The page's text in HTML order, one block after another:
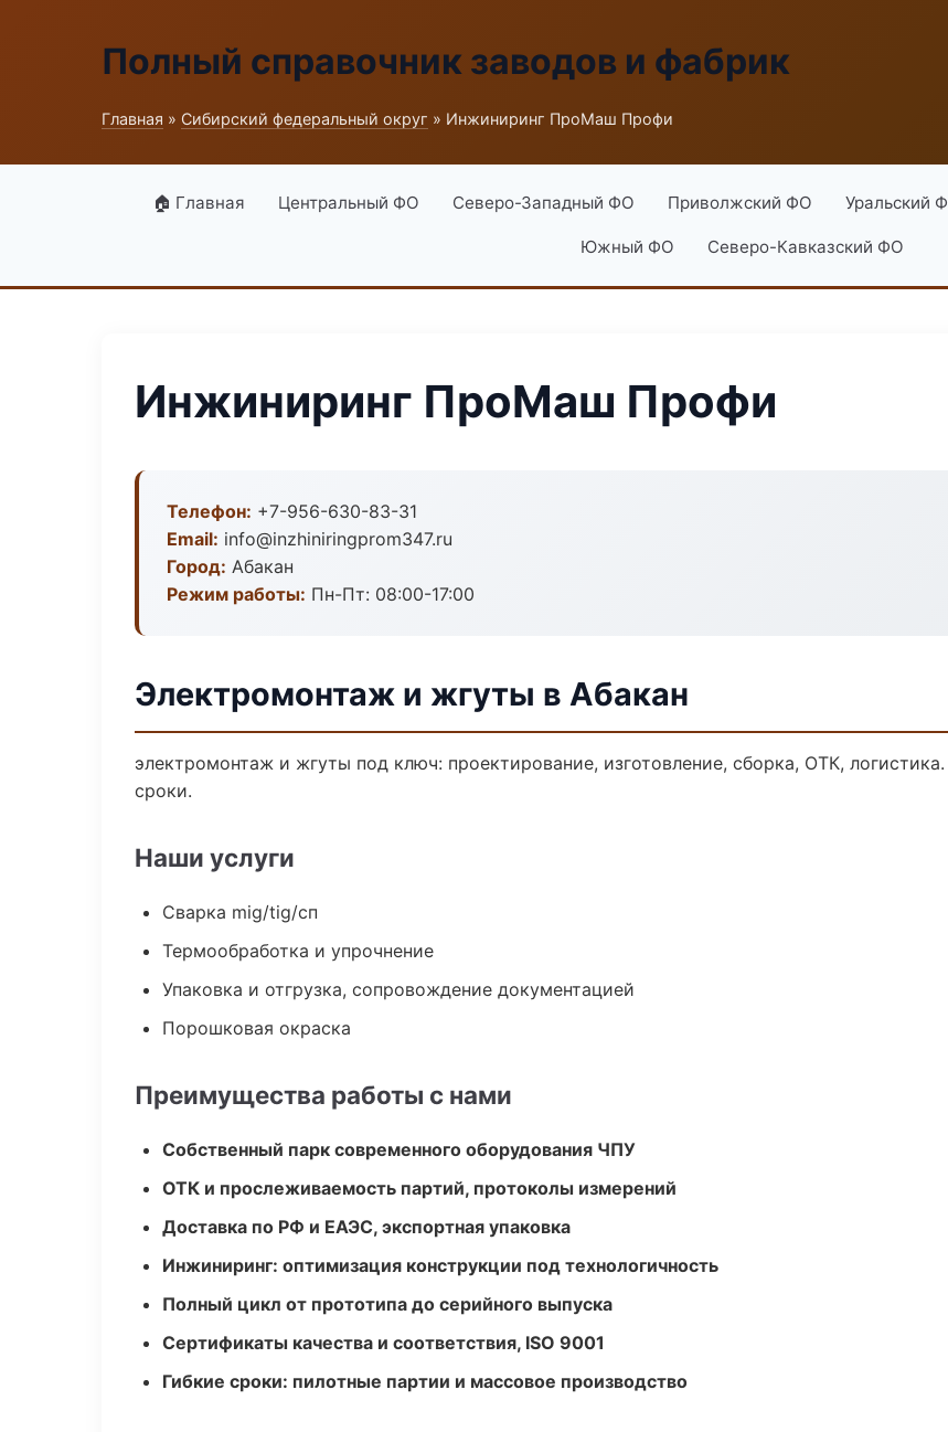
Полный справочник заводов и фабрик
Главная » Сибирский федеральный округ » Инжиниринг ПроМаш Профи
🏠 Главная Центральный ФО Северо-Западный ФО Приволжский ФО Уральский
Южный ФО Северо-Кавказский ФО
Инжиниринг ПроМаш Профи
Телефон: +7-956-630-83-31
Email: info@inzhiniringprom347.ru
Город: Абакан
Режим работы: Пн-Пт: 08:00-17:00
Электромонтаж и жгуты в Абакан
электромонтаж и жгуты под ключ: проектирование, изготовление, сборка, ОТК,
сроки.
Наши услуги
Сварка mig/tig/сп
Термообработка и упрочнение
Упаковка и отгрузка, сопровождение документацией
Порошковая окраска
Преимущества работы с нами
Собственный парк современного оборудования ЧПУ
ОТК и прослеживаемость партий, протоколы измерений
Доставка по РФ и ЕАЭС, экспортная упаковка
Инжиниринг: оптимизация конструкции под технологичность
Полный цикл от прототипа до серийного выпуска
Сертификаты качества и соответствия, ISO 9001
Гибкие сроки: пилотные партии и массовое производство